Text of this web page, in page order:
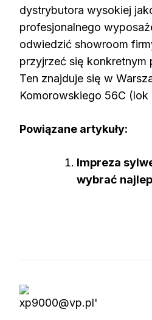
dystrybutora wysokiej
profesjonalnego
odwiedzić showroom
przyjrzeć się konkretnym
Ten znajduje się w
Komorowskiego 56C (lok
Powiązane artykuły:
Impreza
wybrać